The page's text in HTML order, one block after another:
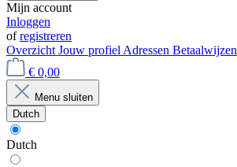
Mijn account
Inloggen
ofregistreren
Overzicht Jouw profiel Adressen Betaalwijzen
€ 0,00
Menu sluiten
Dutch
Dutch